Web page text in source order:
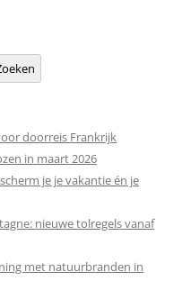
doorreis Frankrijk
in maart 2026
je je vakantie én je
nieuwe tolregels vanaf
met natuurbranden in